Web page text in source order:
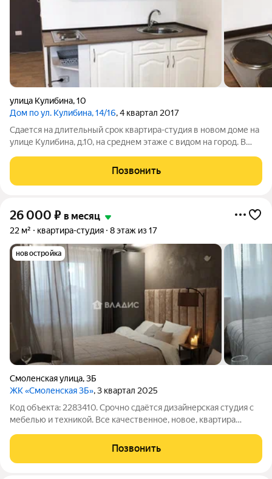
улица Кулибина,10
Дом по ул. Кулибина, 14/16, 4 квартал 2017
Сдается на длительный срок квартира-студия в новом доме на
улице Кулибина, д.10, на среднем этаже с видом на город. В
двуспальный диван, стеллажи для хранения вещей и одежды,
варочная панель,
Позвонить
26 000 ₽ в месяц
22 м² квартира-студия 8 этаж из 17
новостройка
Смоленская улица,3Б
ЖК «Смоленская 3Б», 3 квартал 2025
Код объекта: 2283410. Срочно сдаётся дизайнерская студия с
мебелью и техникой. Все качественное, новое, квартира
белье, можно сразу заехать и жить. С утепленной лоджии
открывается прекрасный
Позвонить